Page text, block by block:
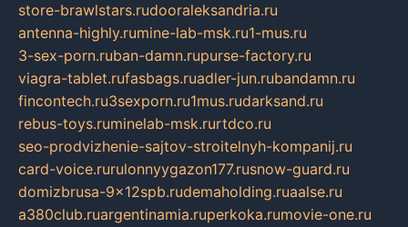
store-brawlstars.rudooraleksandria.ru
antenna-highly.rumine-lab-msk.ru1-mus.ru
3-sex-porn.ruban-damn.rupurse-factory.ru
viagra-tablet.rufasbags.ruadler-jun.rubandamn.ru
fincontech.ru3sexporn.ru1mus.rudarksand.ru
rebus-toys.ruminelab-msk.rurtdco.ru
seo-prodvizhenie-sajtov-stroitelnyh-kompanij.ru
card-voice.rurulonnyygazon177.rusnow-guard.ru
domizbrusa-9x12spb.rudemaholding.ruaalse.ru
a380club.ruargentinamia.ruperkoka.rumovie-one.ru